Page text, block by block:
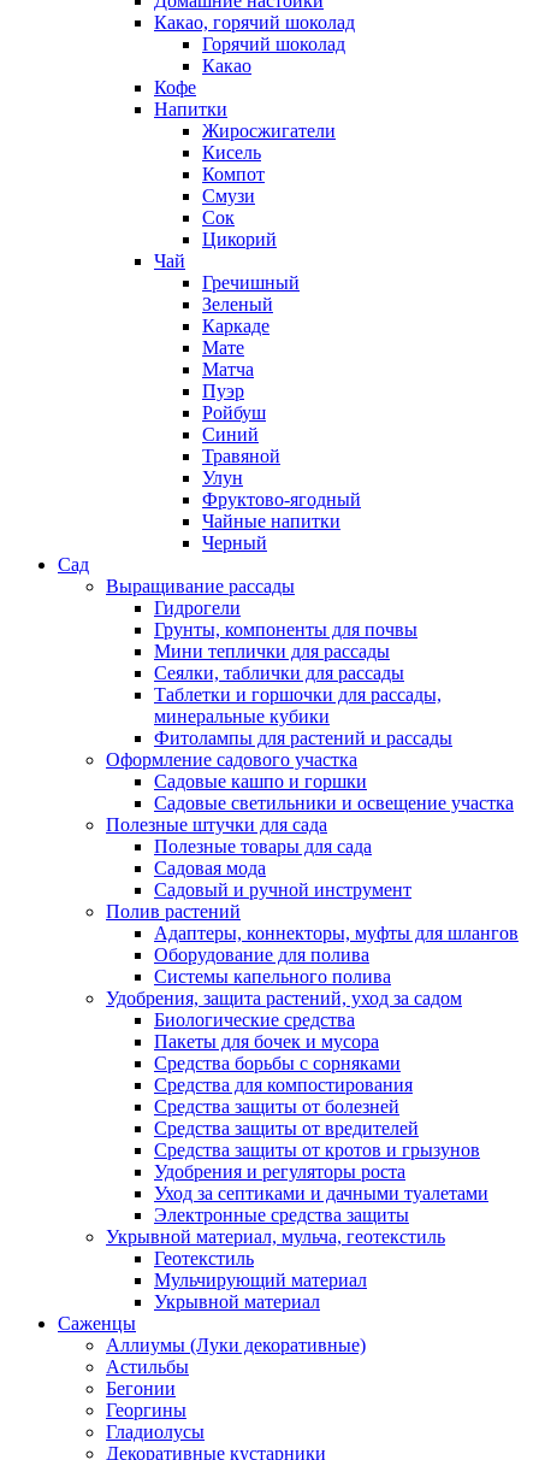
Какао, горячий шоколад
Горячий шоколад
Какао
Кофе
Напитки
Жиросжигатели
Кисель
Компот
Смузи
Сок
Цикорий
Чай
Гречишный
Зеленый
Каркаде
Мате
Матча
Пуэр
Ройбуш
Синий
Травяной
Улун
Фруктово-ягодный
Чайные напитки
Черный
Сад
Выращивание рассады
Гидрогели
Грунты, компоненты для почвы
Мини теплички для рассады
Сеялки, таблички для рассады
Таблетки и горшочки для рассады,
минеральные кубики
Фитолампы для растений и рассады
Оформление садового участка
Садовые кашпо и горшки
Садовые светильники и освещение участка
Полезные штучки для сада
Полезные товары для сада
Садовая мода
Садовый и ручной инструмент
Полив растений
Адаптеры, коннекторы, муфты для шлангов
Оборудование для полива
Системы капельного полива
Удобрения, защита растений, уход за садом
Биологические средства
Пакеты для бочек и мусора
Средства борьбы с сорняками
Средства для компостирования
Средства защиты от болезней
Средства защиты от вредителей
Средства защиты от кротов и грызунов
Удобрения и регуляторы роста
Уход за септиками и дачными туалетами
Электронные средства защиты
Укрывной материал, мульча, геотекстиль
Геотекстиль
Мульчирующий материал
Укрывной материал
Саженцы
Аллиумы (Луки декоративные)
Астильбы
Бегонии
Георгины
Гладиолусы
Декоративные кустарники